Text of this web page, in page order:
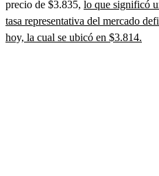
precio de $3.835, lo que significó
tasa representativa del mercado
hoy, la cual se ubicó en $3.814.